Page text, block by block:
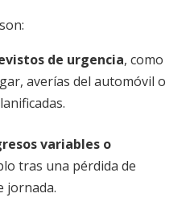
de urgencia, como
averías del automóvil o
variables o
tras una pérdida de
jornada.